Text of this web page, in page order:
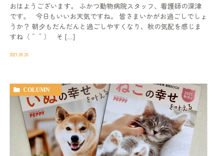
おはようございます。 ふかつ動物病院スタッフ、看護師の深津
です。 今日もいいお天気ですね。 皆さまいかがお過ごしでしょ
うか？ 朝夕もだんだんと過ごしやすくなり、秋の気配を感じま
すね（＾＾） そ […]
2021.09.20
COLUMN